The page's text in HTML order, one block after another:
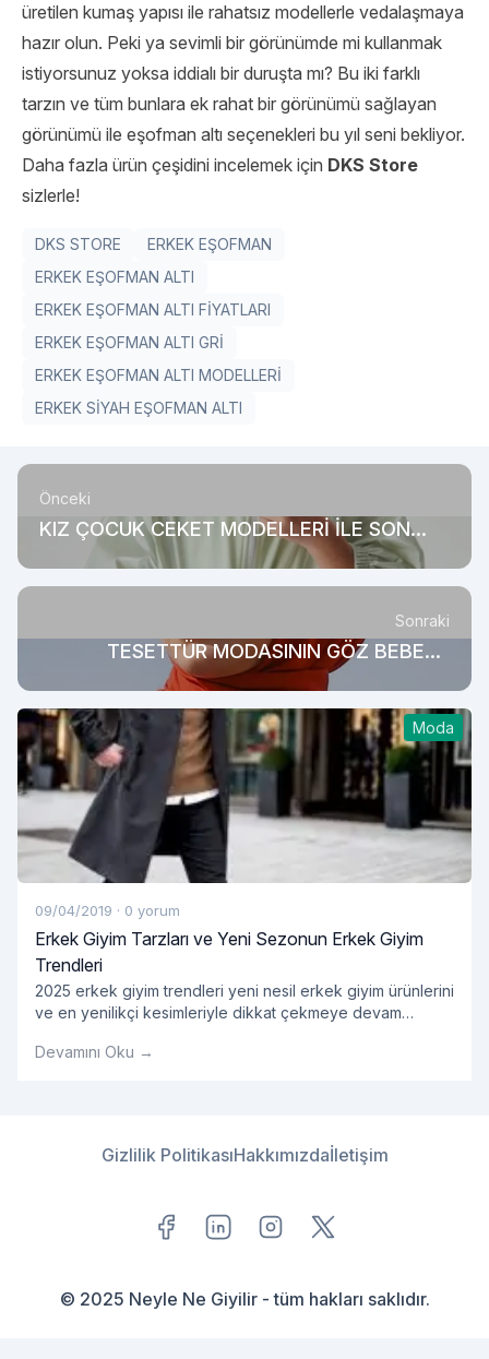
üretilen kumaş yapısı ile rahatsız modellerle vedalaşmaya
hazır olun. Peki ya sevimli bir görünümde mi kullanmak
istiyorsunuz yoksa iddialı bir duruşta mı? Bu iki farklı
tarzın ve tüm bunlara ek rahat bir görünümü sağlayan
görünümü ile eşofman altı seçenekleri bu yıl seni bekliyor.
Daha fazla ürün çeşidini incelemek için DKS Store
sizlerle!
DKS STORE
ERKEK EŞOFMAN
ERKEK EŞOFMAN ALTI
ERKEK EŞOFMAN ALTI FİYATLARI
ERKEK EŞOFMAN ALTI GRİ
ERKEK EŞOFMAN ALTI MODELLERİ
ERKEK SİYAH EŞOFMAN ALTI
Önceki
KIZ ÇOCUK CEKET MODELLERİ İLE SON
DERECE ŞIK VE GÜZEL
Sonraki
TESETTÜR MODASININ GÖZ BEBEĞİ:
Moda
09/04/2019 · 0 yorum
Erkek Giyim Tarzları ve Yeni Sezonun Erkek Giyim
Trendleri
2025 erkek giyim trendleri yeni nesil erkek giyim ürünlerini
ve en yenilikçi kesimleriyle dikkat çekmeye devam
yönlü ürün opsiyonlarını bünyesinde barındıran 2025
kapsamında erkek giyim tarzlarını yeniden
şekillendirecekOkumaya devam et"Erkek Giyim Tarzları ve
Devamını Oku →
Gizlilik PolitikasıHakkımızdaİletişim
© 2025 Neyle Ne Giyilir - tüm hakları saklıdır.